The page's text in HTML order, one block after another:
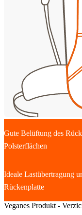
Gute Belüftung des
Polsterflächen
Ideale Lastübertragung
Rückenplatte
Veganes Produkt -